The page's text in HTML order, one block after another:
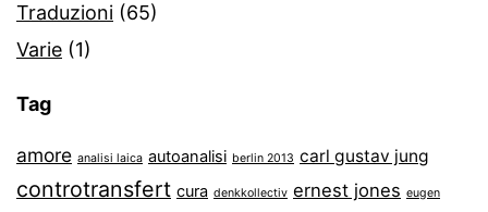
Traduzioni (65)
Varie (1)
Tag
amore analisi laica autoanalisi berlin 2013 carl gustav jung
controtransfert cura denkkollectiv ernest jones eugen